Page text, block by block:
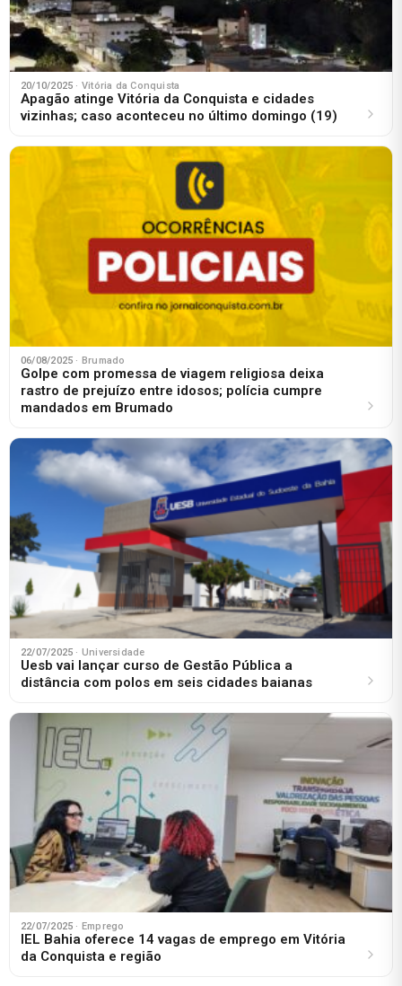
20/10/2025 · Vitória da Conquista
Apagão atinge Vitória da Conquista e cidades
vizinhas; caso aconteceu no último domingo (19)
06/08/2025 · Brumado
Golpe com promessa de viagem religiosa deixa
rastro de prejuízo entre idosos; polícia cumpre
mandados em Brumado
22/07/2025 · Universidade
Uesb vai lançar curso de Gestão Pública a
distância com polos em seis cidades baianas
22/07/2025 · Emprego
IEL Bahia oferece 14 vagas de emprego em Vitória
da Conquista e região